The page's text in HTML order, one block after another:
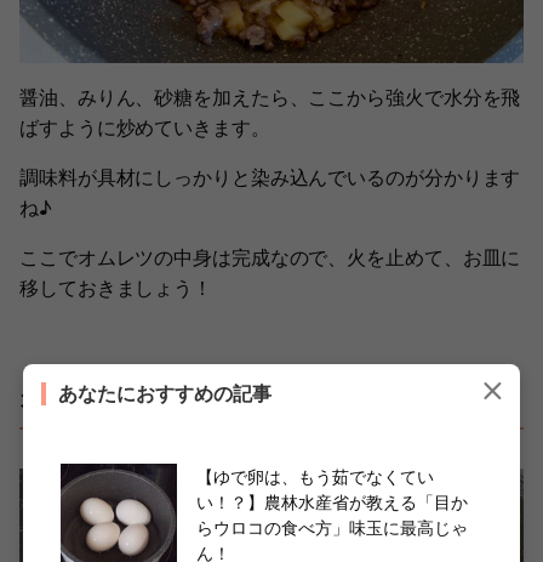
醤油、みりん、砂糖を加えたら、ここから強火で水分を飛
ばすように炒めていきます。
調味料が具材にしっかりと染み込んでいるのが分かります
ね♪
ここでオムレツの中身は完成なので、火を止めて、お皿に
移しておきましょう！
オムレツの作り方④卵で包んだら完成！
あなたにおすすめの記事
【ゆで卵は、もう茹でなくてい
い！？】農林水産省が教える「目か
らウロコの食べ方」味玉に最高じゃ
ん！